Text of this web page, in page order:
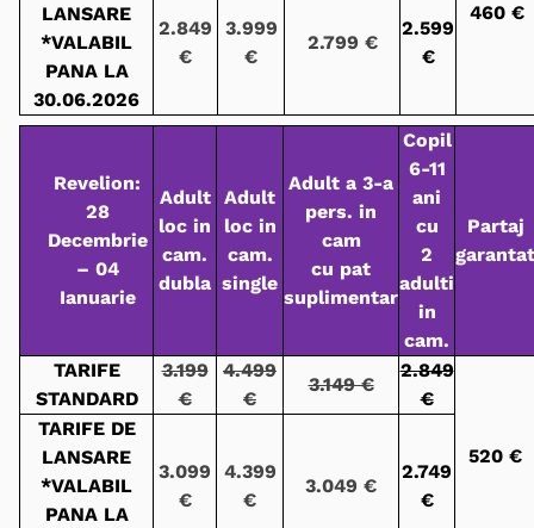
460 €
LANSARE
*VALABIL
PANA LA
30.06.2026
2.849
€
3.999
€
2.799 €
2.599
€
Revelion:
28
Decembrie
– 04
Ianuarie
Adult
loc in
cam.
dubla
Adult
loc in
cam.
single
Adult a 3-a
pers. in
cam
cu pat
suplimentar
Copil
6-11
ani
cu
2
adulti
in
cam.
Partaj
garantat
TARIFE
STANDARD
3.199
€
4.499
€
3.149 €
2.849
€
520 €
TARIFE DE
LANSARE
*VALABIL
PANA LA
3.099
€
4.399
€
3.049 €
2.749
€